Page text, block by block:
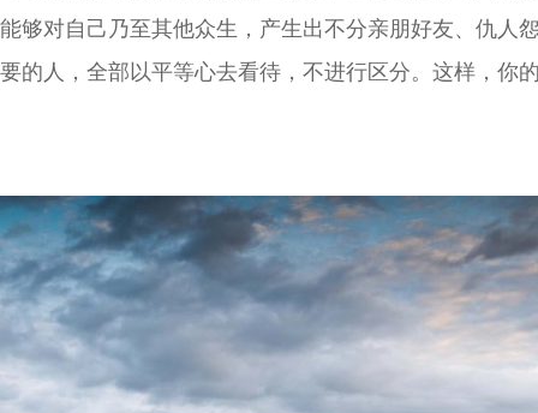
能够对自己乃至其他众生，产生出不分亲朋好友、仇人
要的人，全部以平等心去看待，不进行区分。这样，你